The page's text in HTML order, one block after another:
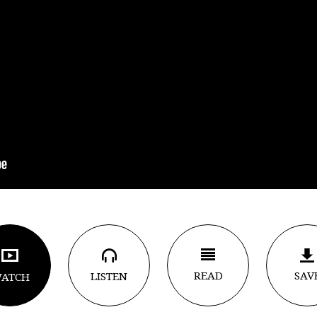
LISTEN READ